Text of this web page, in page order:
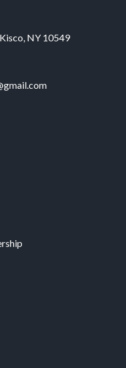
NY 10549